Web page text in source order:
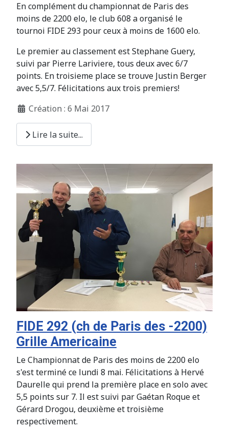
En complément du championnat de Paris des
moins de 2200 elo, le club 608 a organisé le
tournoi FIDE 293 pour ceux à moins de 1600 elo.
Le premier au classement est Stephane Guery,
suivi par Pierre Lariviere, tous deux avec 6/7
points. En troisieme place se trouve Justin Berger
avec 5,5/7. Félicitations aux trois premiers!
Création : 6 Mai 2017
Lire la suite...
FIDE 292 (ch de Paris des -2200)
Grille Americaine
Le Championnat de Paris des moins de 2200 elo
s'est terminé ce lundi 8 mai. Félicitations à Hervé
Daurelle qui prend la première place en solo avec
5,5 points sur 7. Il est suivi par Gaétan Roque et
Gérard Drogou, deuxième et troisième
respectivement.